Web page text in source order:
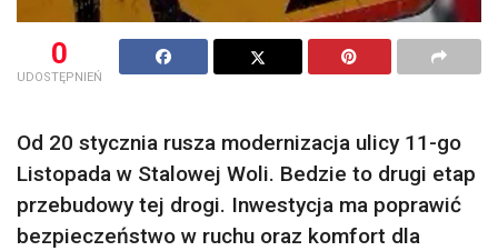
0
UDOSTĘPNIEŃ
Od 20 stycznia rusza modernizacja ulicy 11-go
Listopada w Stalowej Woli. Bedzie to drugi etap
przebudowy tej drogi. Inwestycja ma poprawić
bezpieczeństwo w ruchu oraz komfort dla